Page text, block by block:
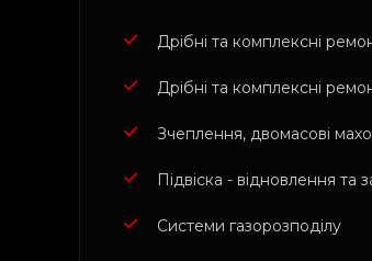
Дрібні та комплексні
Дрібні та комплексні
Зчеплення, двомасові
Підвіска - відновлення та
Системи газорозподілу